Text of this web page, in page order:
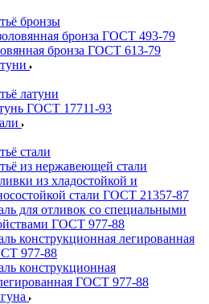
бронзы
бронза ГОСТ 493-79
бронза ГОСТ 613-79
латуни
ГОСТ 17711-93
стали
из нержавеющей стали
из хладостойкой и
стали ГОСТ 21357-87
для отливок со специальными
ГОСТ 977-88
конструкционная легированная
977-88
конструкционная
ГОСТ 977-88